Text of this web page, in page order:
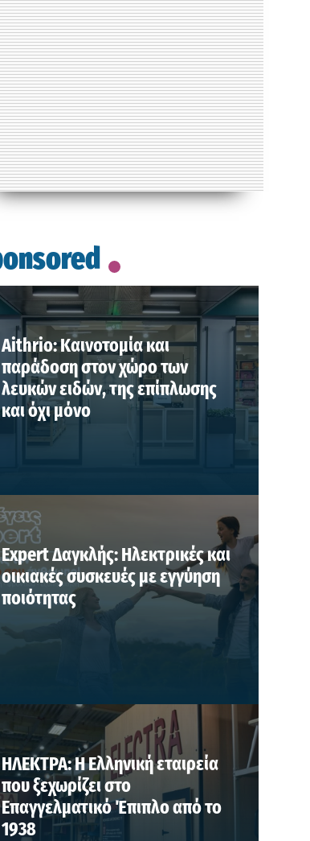
Aithrio: Καινοτομία και
παράδοση στον χώρο των
λευκών ειδών, της επίπλωσης
και όχι μόνο
Expert Δαγκλής: Ηλεκτρικές και
οικιακές συσκευές με εγγύηση
ποιότητας
ΗΛΕΚΤΡΑ: Η Ελληνική εταιρεία
που ξεχωρίζει στο
Επαγγελματικό Έπιπλο από το
1938